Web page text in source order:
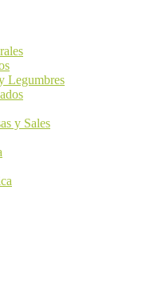
Legumbres
y Sales